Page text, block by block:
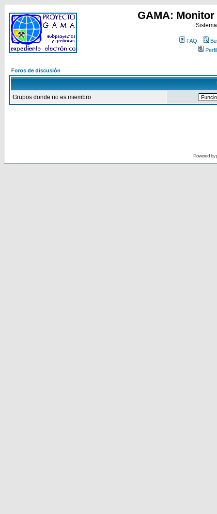
GAMA:
FAQ
Perfil
Foros de discusión
Grupos donde no es miembro
Powered by